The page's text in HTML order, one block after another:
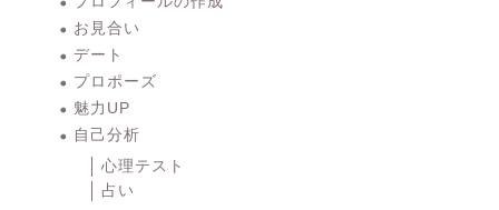
お見合い
デート
プロポーズ
魅力UP
自己分析
心理テスト
占い